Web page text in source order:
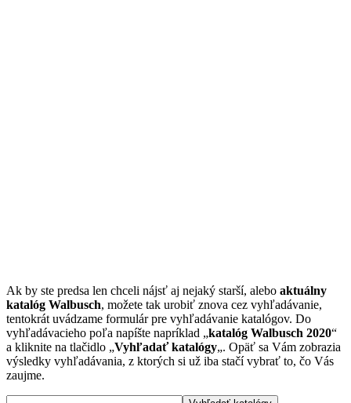
Ak by ste predsa len chceli nájsť aj nejaký starší, alebo aktuálny
katalóg Walbusch, možete tak urobiť znova cez vyhľadávanie,
tentokrát uvádzame formulár pre vyhľadávanie katalógov. Do
vyhľadávacieho poľa napíšte napríklad „katalóg Walbusch 2020“
a kliknite na tlačidlo „Vyhľadať katalógy„. Opäť sa Vám zobrazia
výsledky vyhľadávania, z ktorých si už iba stačí vybrať to, čo Vás
zaujme.